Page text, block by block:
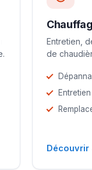
Entretien,
de
Découvrir